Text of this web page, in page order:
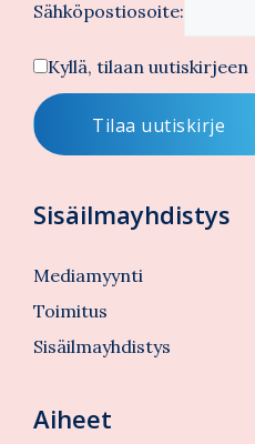
Sähköpostiosoite:
Kyllä, tilaan uutiskirjeen
Sisäilmayhdistys
Mediamyynti
Toimitus
Sisäilmayhdistys
Aiheet